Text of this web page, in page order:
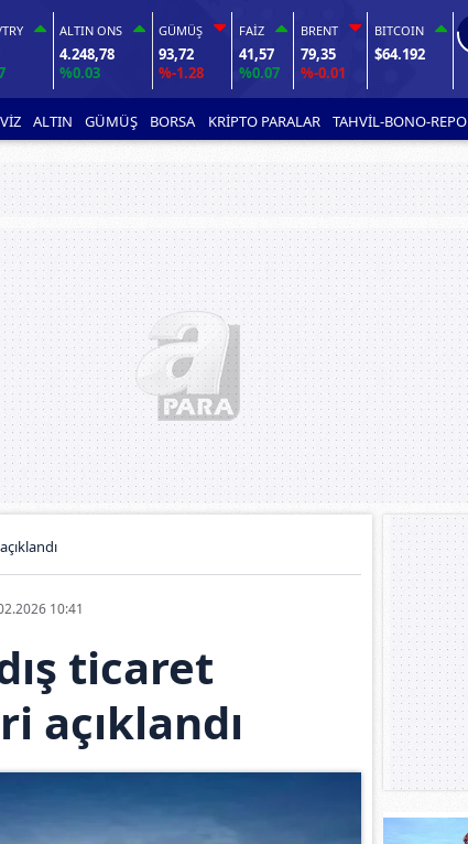
ALTIN ONS
4.248,78
%0.03
GÜMÜŞ
93,72
%-1.28
FAİZ
41,57
%0.07
BRENT
79,35
%-0.01
BITCOIN
$64.192
ALTIN GÜMÜŞ BORSA KRİPTO PARALAR TAHVİL-BONO-REPO
10:41
ticaret
açıklandı